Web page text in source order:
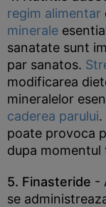
regim alimentar
minerale
sanatate sunt
par sanatos.
modificarea
mineralelor
caderea parului.
poate provoca
dupa momentul
5. Finasteride -
se